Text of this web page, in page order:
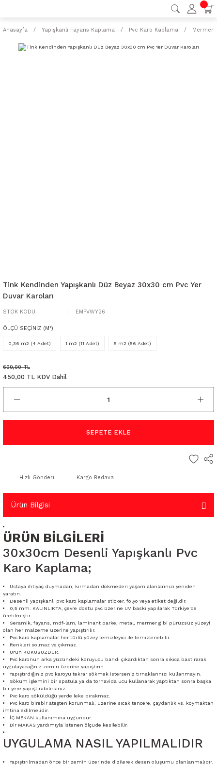
Anasayfa Yapışkanlı Fayans Kaplama Pvc Karo Kaplama Mermer
Tink Kendinden Yapışkanlı Düz Beyaz 30x30 cm Pvc Yer
Duvar Karoları
STOK KODU EMPVWY26
ÖLÇÜ SEÇİNİZ (M²)
0,36 m2 (4 Adet) 1 m2 (11 Adet) 5 m2 (56 Adet)
600,00 TL
450,00 TL KDV Dahil
SEPETE EKLE
Hızlı Gönderi Kargo Bedava
Ürün Bilgisi
ÜRÜN BİLGİLERİ
30x30cm Desenli Yapışkanlı Pvc
Karo Kaplama;
Ustaya ihtiyaç duymadan, kırmadan dökmeden yaşam alanlarınızı yeniden
yaratın.
Desenli yapışkanlı pvc karo kaplamalar sticker, folyo veya etiket değildir.
0,5 mm. KALINLIKTA, çevre dostu pvc üzerine UV baskı yapılarak Türkiye'de
üretilmiştir.
Seramik, fayans, mdf-lam, laminant parke, metal, mermer gibi pürüzsüz yüzeyi
olan her malzeme üzerine yapıştırılır.
Pvc karo kaplamalar her türlü yüzey temizleyici ile temizlenebilir.
Renkleri solmaz ve çıkmaz.
Ürün KOKUSUZDUR.
Pvc karonun arka yüzündeki koruyucu bandı çıkardıktan sonra sıkıca bastırarak
uygulayacağınız zemin üzerine yapıştırın.
Yapıştırdığınız pvc karoyu tekrar sökmek isterseniz tırnaklarınızı kullanmayın.
Söküm işlemini bir spatula ya da tornavida ucu kullanarak yaptıktan sonra başka
bir yere yapıştırabilirsiniz.
Pvc karo söküldüğü yerde leke bırakmaz.
Pvc karo birebir ateşten korunmalı, üzerine sıcak tencere, çaydanlık vs. koymaktan
imtina edilmelidir.
İÇ MEKAN kullanımına uygundur.
Bir MAKAS yardımıyla istenen ölçüde kesilebilir.
UYGULAMA NASIL YAPILMALIDIR
Yapıştırılmadan önce bir zemin üzerinde dizilerek desen oluşumu planlanmalıdır.